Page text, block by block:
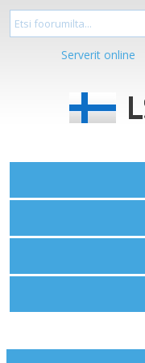
Serverit online